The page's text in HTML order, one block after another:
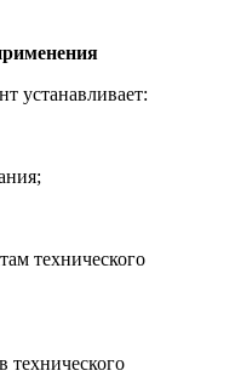
устанавливает:
технического
технического